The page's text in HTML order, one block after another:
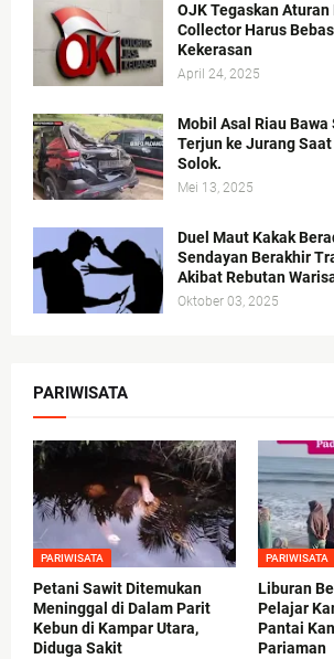
OJK Tegaskan
Collector Harus
Kekerasan
April 24, 2025
Mobil Asal Riau Bawa
Terjun ke Jurang
Solok.
Mei 13, 2025
Duel Maut Kakak
Sendayan Berakhir
Akibat Rebutan
Oktober 03, 2025
PARIWISATA
PARIWISATA
Petani Sawit Ditemukan
Meninggal di Dalam Parit
Kebun di Kampar Utara,
Diduga Sakit
PARIWISATA
Liburan
Pelajar
Pantai
Pariaman